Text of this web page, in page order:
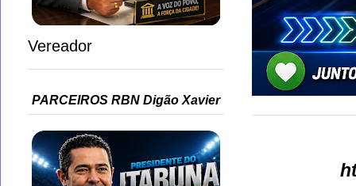
Vereador
PARCEIROS RBN Digão Xavier